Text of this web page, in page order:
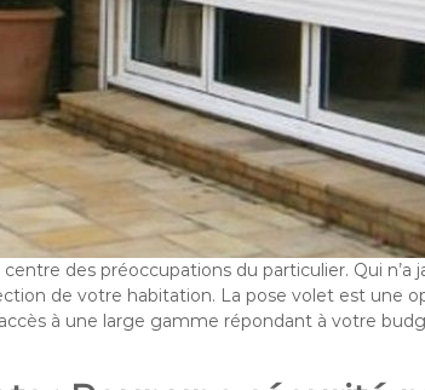
des préoccupations du particulier. Qui
de votre habitation. La pose volet est une
à une large gamme répondant à votre